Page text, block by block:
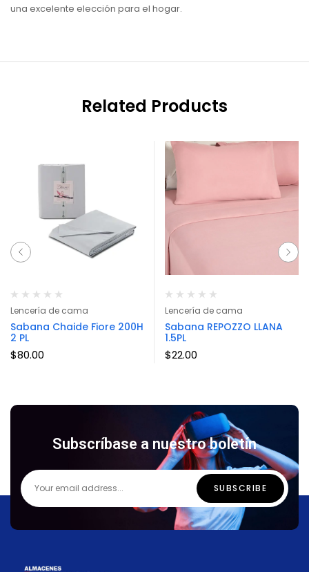
una excelente elección para el hogar.
Related Products
Lencería de cama
Sabana Chaide Fiore 200H
2 PL
$80.00
Lencería de cama
Sabana REPOZZO LLANA
1.5PL
$22.00
Subscríbase a nuestro boletín